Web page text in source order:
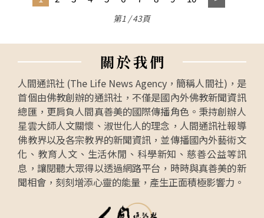
第1 / 43頁
關於我們
人間通訊社 (The Life News Agency，簡稱人間社)，是
首個由佛教創辦的通訊社，不僅是國內外佛教新聞資訊
總匯，更肩負人間真善美的國際傳播角色。秉持創辦人
星雲大師人文關懷、淑世化人的理念，人間通訊社報導
佛教界以及各宗教界的新聞資訊，並傳播國內外藝術文
化、教育人文、生活休閒、科學新知、慈善公益等訊
息，讓閱聽大眾得以透過網路平台，時時與真善美的新
聞相會，刻刻增添心靈的能量，產生正面積極影響力。